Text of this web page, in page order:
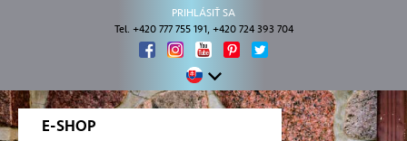
PRIHLÁSIŤ SA
Tel. +420 777 755 191, +420 724 393 704
E-SHOP